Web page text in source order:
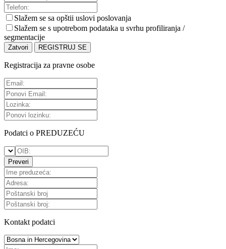
Slažem se sa opštii uslovi poslovanja
Slažem se s upotrebom podataka u svrhu profiliranja /
segmentacije
Zatvori REGISTRUJ SE
Registracija za pravne osobe
Podatci o PREDUZEĆU
Preveri
Kontakt podatci